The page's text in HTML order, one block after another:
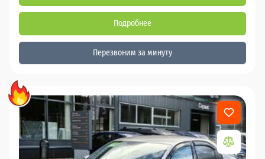
Подробнее
Перезвоним за минуту